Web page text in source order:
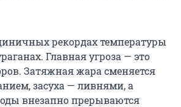
рекордах температуры
Главная угроза — это
Затяжная жара сменяется
засуха — ливнями, а
внезапно прерываются